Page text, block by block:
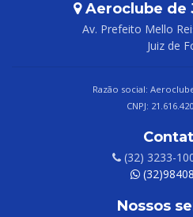
Aeroclube de
Av. Prefeito Mello
Juiz de
Razão social:
CNPJ:
(32) 3233-
Nossos